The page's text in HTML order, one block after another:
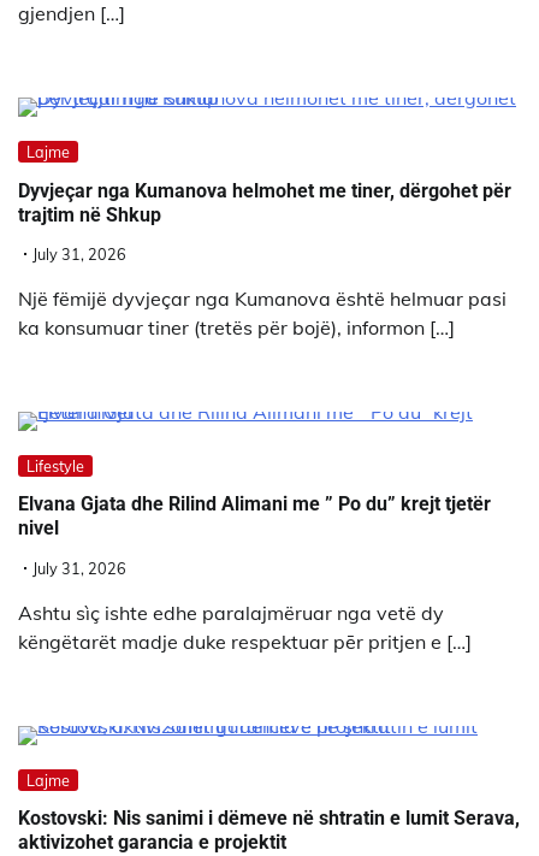
gjendjen […]
Lajme
Dyvjeçar nga Kumanova helmohet me tiner, dërgohet për
trajtim në Shkup
July 31, 2026
Një fëmijë dyvjeçar nga Kumanova është helmuar pasi
ka konsumuar tiner (tretës për bojë), informon […]
Lifestyle
Elvana Gjata dhe Rilind Alimani me ” Po du” krejt tjetër
nivel
July 31, 2026
Ashtu sìç ishte edhe paralajmëruar nga vetë dy
këngëtarët madje duke respektuar pēr pritjen e […]
Lajme
Kostovski: Nis sanimi i dëmeve në shtratin e lumit Serava,
aktivizohet garancia e projektit